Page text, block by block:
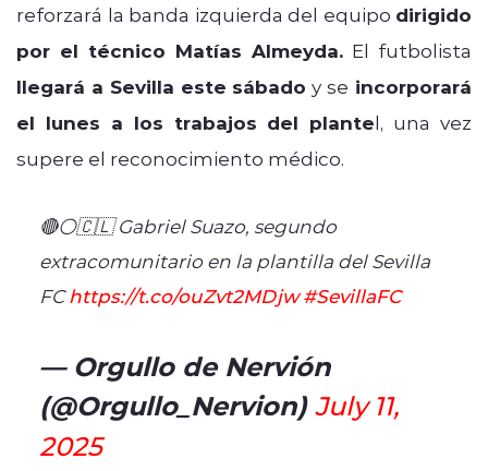
reforzará la banda izquierda del equipo dirigido
por el técnico Matías Almeyda. El futbolista
llegará a Sevilla este sábado y se incorporará
el lunes a los trabajos del plantel, una vez
supere el reconocimiento médico.
🔴⚪🇨🇱 Gabriel Suazo, segundo
extracomunitario en la plantilla del Sevilla
FChttps://t.co/ouZvt2MDjw #SevillaFC
— Orgullo de Nervión
(@Orgullo_Nervion)July 11,
2025